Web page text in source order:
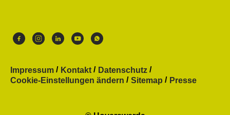
Impressum Kontakt
Datenschutz
Cookie-Einstellungen ändern
Sitemap Presse